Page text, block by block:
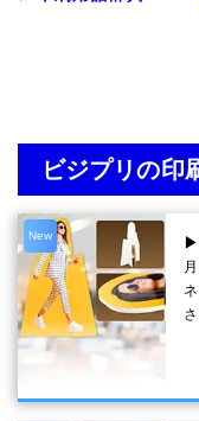
ビジプリの印
New
▶